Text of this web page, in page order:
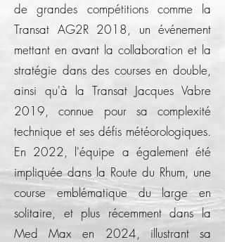
de grandes compétitions comme la
Transat AG2R 2018, un événement
mettant en avant la collaboration et la
stratégie dans des courses en double,
ainsi qu'à la Transat Jacques Vabre
2019, connue pour sa complexité
technique et ses défis météorologiques.
En 2022, l'équipe a également été
impliquée dans la Route du Rhum, une
course emblématique du large en
solitaire, et plus récemment dans la
Med Max en 2024, illustrant sa